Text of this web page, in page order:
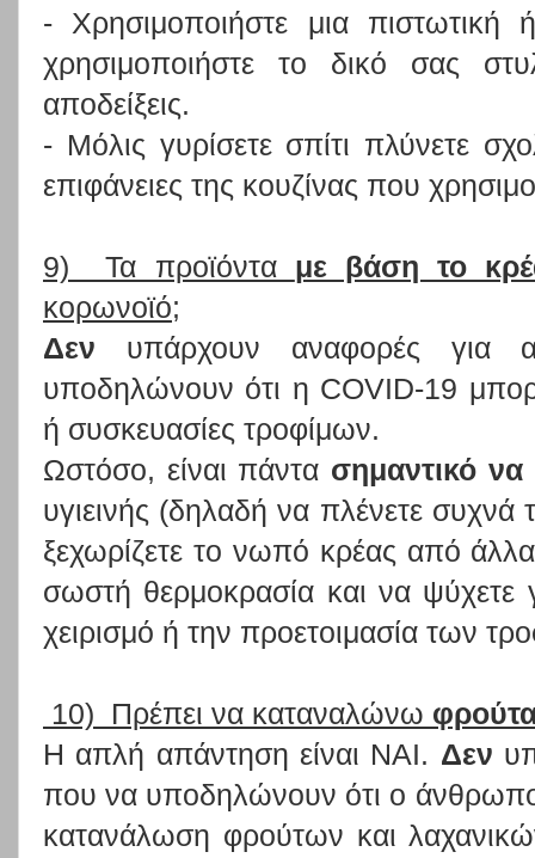
- Χρησιμοποιήστε μια πιστωτική
χρησιμοποιήστε το δικό σας
αποδείξεις.
- Μόλις γυρίσετε σπίτι πλύνετε
επιφάνειες της κουζίνας που
9) Τα προϊόντα με βάση το
κορωνοϊό;
Δεν υπάρχουν αναφορές για
υποδηλώνουν ότι η COVID-19
ή συσκευασίες τροφίμων.
Ωστόσο, είναι πάντα σημαντικό να
υγιεινής (δηλαδή να πλένετε συχνά
ξεχωρίζετε το νωπό κρέας από
σωστή θερμοκρασία και να ψύχετε
χειρισμό ή την προετοιμασία των
10) Πρέπει να καταναλώνω
Η απλή απάντηση είναι ΝΑΙ. Δεν
που να υποδηλώνουν ότι ο
κατανάλωση φρούτων και